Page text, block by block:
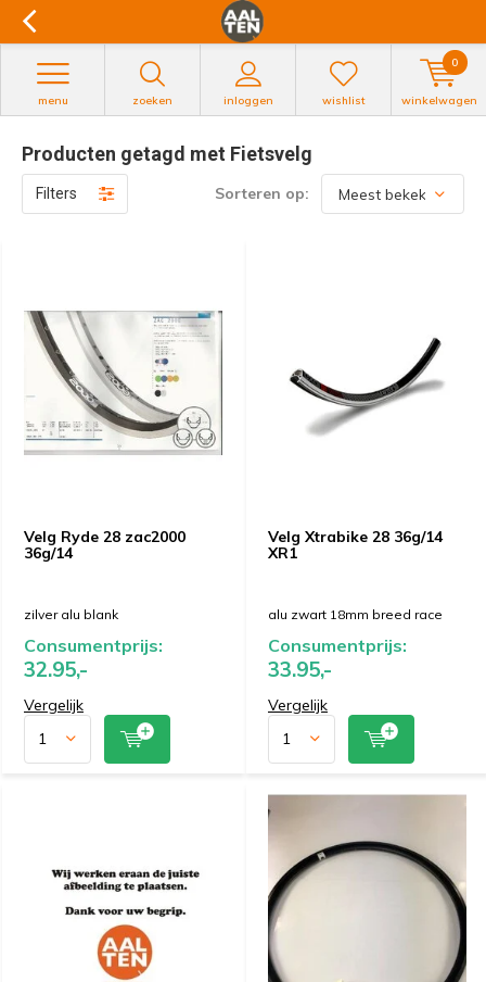
zoeken inloggen
menu wishlist winkelwagen
0
Producten getagd met Fietsvelg
Filters Sorteren op:
Velg Ryde 28 zac2000
36g/14
zilver alu blank
Consumentprijs:
32.95,-
Vergelijk
Velg Xtrabike 28 36g/14
XR1
alu zwart 18mm breed race
Consumentprijs:
33.95,-
Vergelijk